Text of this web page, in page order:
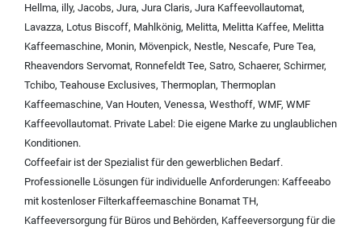
Hellma, illy, Jacobs, Jura, Jura Claris, Jura Kaffeevollautomat,
Lavazza, Lotus Biscoff, Mahlkönig, Melitta, Melitta Kaffee, Melitta
Kaffeemaschine, Monin, Mövenpick, Nestle, Nescafe, Pure Tea,
Rheavendors Servomat, Ronnefeldt Tee, Satro, Schaerer, Schirmer,
Tchibo, Teahouse Exclusives, Thermoplan, Thermoplan
Kaffeemaschine, Van Houten, Venessa, Westhoff, WMF, WMF
Kaffeevollautomat. Private Label: Die eigene Marke zu unglaublichen
Konditionen.
Coffeefair ist der Spezialist für den gewerblichen Bedarf.
Professionelle Lösungen für individuelle Anforderungen: Kaffeeabo
mit kostenloser Filterkaffeemaschine Bonamat TH,
Kaffeeversorgung für Büros und Behörden, Kaffeeversorgung für die